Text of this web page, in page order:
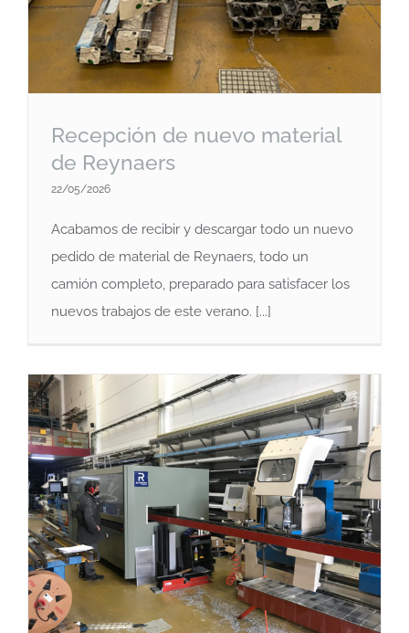
Recepción de nuevo material de
Reynaers
Recepción de nuevo material
de Reynaers
22/05/2026
Acabamos de recibir y descargar todo un nuevo
pedido de material de Reynaers, todo un
camión completo, preparado para satisfacer los
nuevos trabajos de este verano. [...]